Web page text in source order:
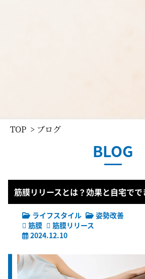
TOP > ブログ
BLOG
筋膜リリースとは？効果と自宅で
ライフスタイル
姿勢改善
筋膜
筋膜リリース
2024.12.10